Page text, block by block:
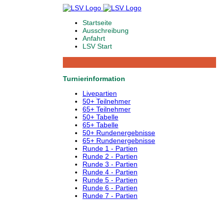
Startseite
Ausschreibung
Anfahrt
LSV Start
Turnierinformation
Livepartien
50+ Teilnehmer
65+ Teilnehmer
50+ Tabelle
65+ Tabelle
50+ Rundenergebnisse
65+ Rundenergebnisse
Runde 1 - Partien
Runde 2 - Partien
Runde 3 - Partien
Runde 4 - Partien
Runde 5 - Partien
Runde 6 - Partien
Runde 7 - Partien